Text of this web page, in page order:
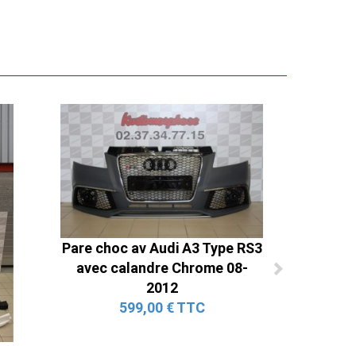
Pare choc av Audi A3 Type RS3
avec calandre Chrome 08-
2012
599,00 € TTC